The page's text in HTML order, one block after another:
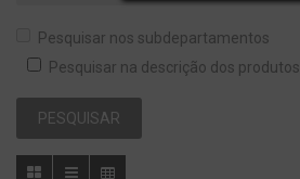
Pesquisar nos subdepartamentos
Pesquisar na descrição dos produtos